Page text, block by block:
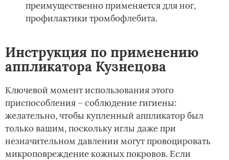
преимущественно применяется для ног,
профилактики тромбофлебита.
Инструкция по применению
аппликатора Кузнецова
Ключевой момент использования этого
приспособления – соблюдение гигиены:
желательно, чтобы купленный аппликатор был
только вашим, поскольку иглы даже при
незначительном давлении могут провоцировать
микроповреждение кожных покровов. Если